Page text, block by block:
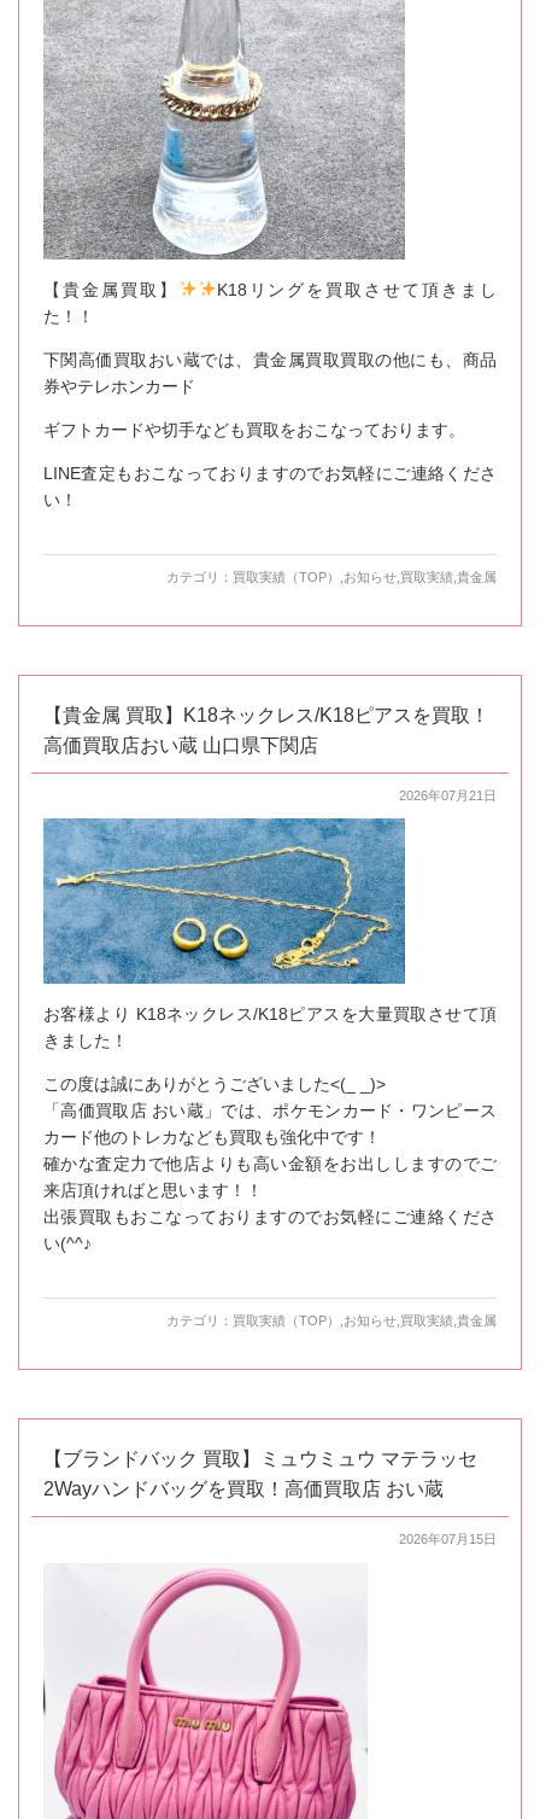
【貴金属買取】
K18リングを買取させて頂きまし
た！！
下関高価買取おい蔵では、貴金属買取買取の他にも、商品
券やテレホンカード
ギフトカードや切手なども買取をおこなっております。
LINE査定もおこなっておりますのでお気軽にご連絡くださ
い！
カテゴリ： 買取実績（TOP） お知らせ 買取実績 貴金属
【貴金属 買取】K18ネックレス/K18ピアスを買取！
高価買取店おい蔵 山口県下関店
2026年07月21日
お客様より K18ネックレス/K18ピアスを大量買取させて頂
きました！
この度は誠にありがとうございました<(_ _)>
「高価買取店 おい蔵」では、ポケモンカード・ワンピース
カード他のトレカなども買取も強化中です！
確かな査定力で他店よりも高い金額をお出ししますのでご
来店頂ければと思います！！
出張買取もおこなっておりますのでお気軽にご連絡くださ
い(^^♪
カテゴリ： 買取実績（TOP） ,お知らせ,買取実績,貴金属
【ブランドバック 買取】ミュウミュウ マテラッセ
2Wayハンドバッグを買取！高価買取店 おい蔵
2026年07月15日